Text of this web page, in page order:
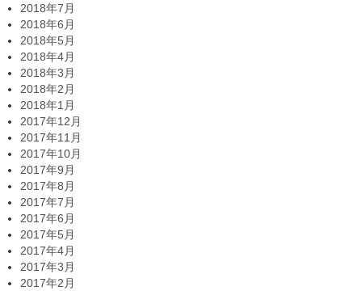
2018年7月
2018年6月
2018年5月
2018年4月
2018年3月
2018年2月
2018年1月
2017年12月
2017年11月
2017年10月
2017年9月
2017年8月
2017年7月
2017年6月
2017年5月
2017年4月
2017年3月
2017年2月